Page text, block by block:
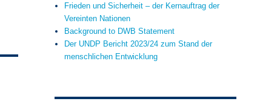
Frieden und Sicherheit – der Kernauftrag der
Vereinten Nationen
Background to DWB Statement
Der UNDP Bericht 2023/24 zum Stand der
menschlichen Entwicklung